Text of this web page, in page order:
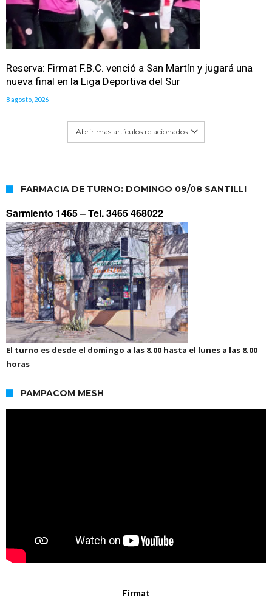
Reserva: Firmat F.B.C. venció a San Martín y jugará una
nueva final en la Liga Deportiva del Sur
8 agosto, 2026
Abrir mas artículos relacionados
FARMACIA DE TURNO: DOMINGO 09/08 SANTILLI
Sarmiento 1465 –Tel. 3465 468022
El turno es desde el domingo a las 8.00 hasta el lunes a las 8.00
horas
PAMPACOM MESH
Firmat